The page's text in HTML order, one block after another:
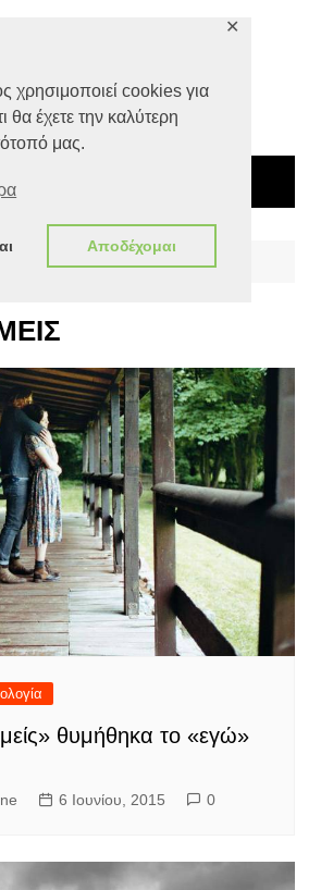
χρησιμοποιεί cookies για
θα έχετε την καλύτερη
μας.
Αποδέχομαι
✕
θυμήθηκα το «εγώ»
6 Ιουνίου, 2015 0